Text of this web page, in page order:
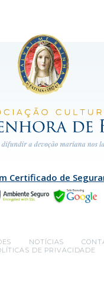
Certificado de
NOTÍCIAS
DE PRIVACIDADE